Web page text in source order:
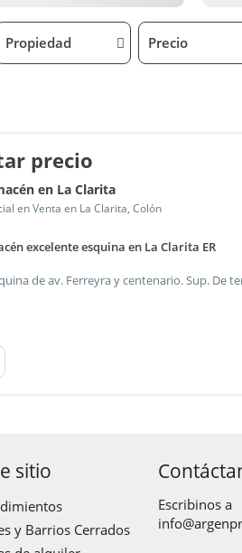
Propiedad Precio
precio
en La Clarita
en Venta en La Clarita, Colón
excelente esquina en La Clarita ER
sitio
y Barrios Cerrados
Escribinos a